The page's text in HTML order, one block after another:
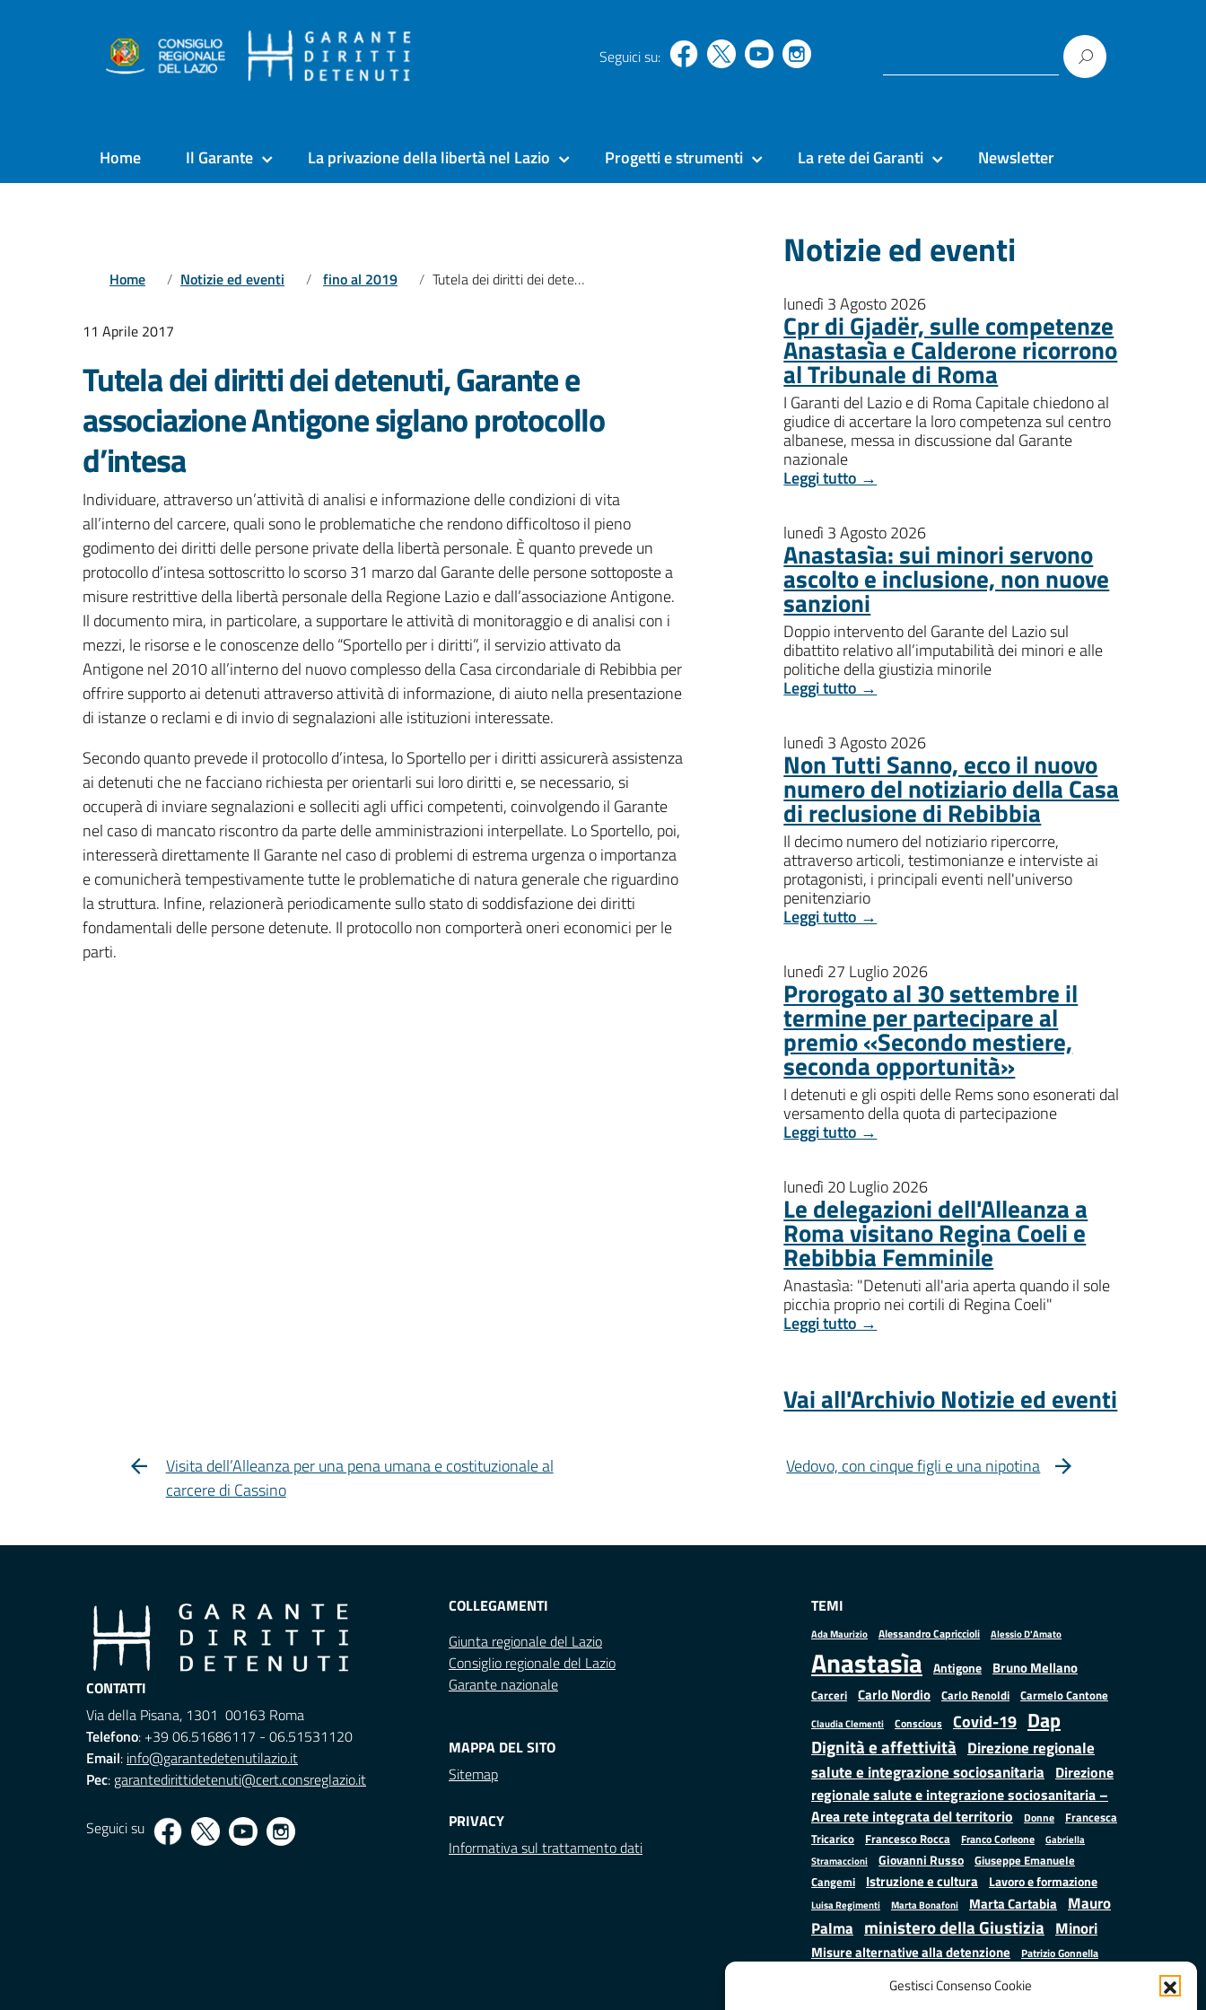
Gestisci Consenso Cookie
Seguici su:
Home Il Garante La privazione della libertà nel Lazio Progetti e strumenti La rete dei Garanti Newsletter
Home Notizie ed eventi fino al 2019 Tutela dei diritti dei detenuti, Garante e associazione Antigone siglano protocollo d’intesa
11 Aprile 2017
Tutela dei diritti dei detenuti, Garante e
associazione Antigone siglano protocollo
d’intesa
Individuare, attraverso un’attività di analisi e informazione delle condizioni di vita
all’interno del carcere, quali sono le problematiche che rendono difficoltoso il pieno
godimento dei diritti delle persone private della libertà personale. È quanto prevede un
protocollo d’intesa sottoscritto lo scorso 31 marzo dal Garante delle persone sottoposte a
misure restrittive della libertà personale della Regione Lazio e dall’associazione Antigone.
Il documento mira, in particolare, a supportare le attività di monitoraggio e di analisi con i
mezzi, le risorse e le conoscenze dello “Sportello per i diritti”, il servizio attivato da
Antigone nel 2010 all’interno del nuovo complesso della Casa circondariale di Rebibbia per
offrire supporto ai detenuti attraverso attività di informazione, di aiuto nella presentazione
di istanze o reclami e di invio di segnalazioni alle istituzioni interessate.
Secondo quanto prevede il protocollo d’intesa, lo Sportello per i diritti assicurerà assistenza
ai detenuti che ne facciano richiesta per orientarli sui loro diritti e, se necessario, si
occuperà di inviare segnalazioni e solleciti agli uffici competenti, coinvolgendo il Garante
nel caso di mancato riscontro da parte delle amministrazioni interpellate. Lo Sportello, poi,
interesserà direttamente Il Garante nel caso di problemi di estrema urgenza o importanza
e comunicherà tempestivamente tutte le problematiche di natura generale che riguardino
la struttura. Infine, relazionerà periodicamente sullo stato di soddisfazione dei diritti
fondamentali delle persone detenute. Il protocollo non comporterà oneri economici per le
parti.
Notizie ed eventi
lunedì 3 Agosto 2026
Cpr di Gjadër, sulle competenze
Anastasìa e Calderone ricorrono
al Tribunale di Roma
I Garanti del Lazio e di Roma Capitale chiedono al
giudice di accertare la loro competenza sul centro
albanese, messa in discussione dal Garante
nazionale
Leggi tutto →
lunedì 3 Agosto 2026
Anastasìa: sui minori servono
ascolto e inclusione, non nuove
sanzioni
Doppio intervento del Garante del Lazio sul
dibattito relativo all’imputabilità dei minori e alle
politiche della giustizia minorile
Leggi tutto →
lunedì 3 Agosto 2026
Non Tutti Sanno, ecco il nuovo
numero del notiziario della Casa
di reclusione di Rebibbia
Il decimo numero del notiziario ripercorre,
attraverso articoli, testimonianze e interviste ai
protagonisti, i principali eventi nell'universo
penitenziario
Leggi tutto →
lunedì 27 Luglio 2026
Prorogato al 30 settembre il
termine per partecipare al
premio «Secondo mestiere,
seconda opportunità»
I detenuti e gli ospiti delle Rems sono esonerati dal
versamento della quota di partecipazione
Leggi tutto →
lunedì 20 Luglio 2026
Le delegazioni dell'Alleanza a
Roma visitano Regina Coeli e
Rebibbia Femminile
Anastasìa: "Detenuti all'aria aperta quando il sole
picchia proprio nei cortili di Regina Coeli"
Leggi tutto →
Vai all'Archivio Notizie ed eventi
Visita dell’Alleanza per una pena umana e costituzionale al
carcere di Cassino
Vedovo, con cinque figli e una nipotina
CONTATTI
Via della Pisana, 1301 00163 Roma
Telefono: +39 06.51686117 - 06.51531120
Email: info@garantedetenutilazio.it
Pec: garantedirittidetenuti@cert.consreglazio.it
Seguici su
COLLEGAMENTI
Giunta regionale del Lazio
Consiglio regionale del Lazio
Garante nazionale
MAPPA DEL SITO
Sitemap
PRIVACY
Informativa sul trattamento dati
TEMI
Ada Maurizio Alessandro Capriccioli Alessio D'Amato
Anastasìa Antigone Bruno Mellano
Carceri Carlo Nordio Carlo Renoldi Carmelo Cantone
Claudia Clementi Conscious Covid-19 Dap
Dignità e affettività Direzione regionale
salute e integrazione sociosanitaria Direzione
regionale salute e integrazione sociosanitaria –
Area rete integrata del territorio
Donne
Francesca
Tricarico
Francesco Rocca Franco Corleone
Gabriella
Stramaccioni
Giovanni Russo Giuseppe Emanuele
Cangemi
Istruzione e cultura Lavoro e formazione
Luisa Regimenti Marta Bonafoni Marta Cartabia Mauro
Palma ministero della Giustizia Minori
Misure alternative alla detenzione Patrizio Gonnella
Samuele Ciambriello